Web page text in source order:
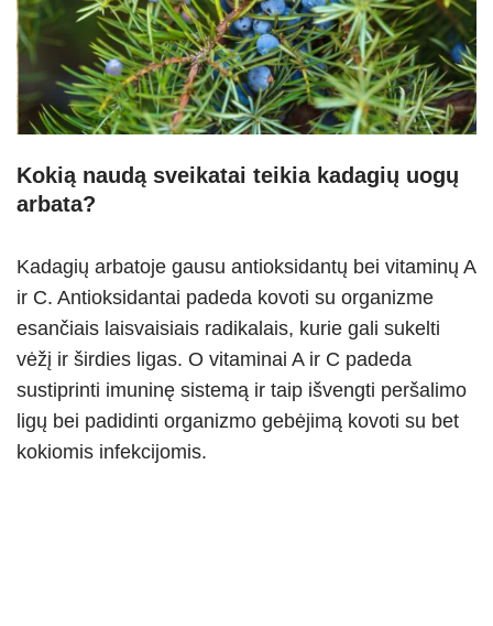
Kokią naudą sveikatai teikia kadagių uogų
arbata?
Kadagių arbatoje gausu antioksidantų bei vitaminų A
ir C. Antioksidantai padeda kovoti su organizme
esančiais laisvaisiais radikalais, kurie gali sukelti
vėžį ir širdies ligas. O vitaminai A ir C padeda
sustiprinti imuninę sistemą ir taip išvengti peršalimo
ligų bei padidinti organizmo gebėjimą kovoti su bet
kokiomis infekcijomis.